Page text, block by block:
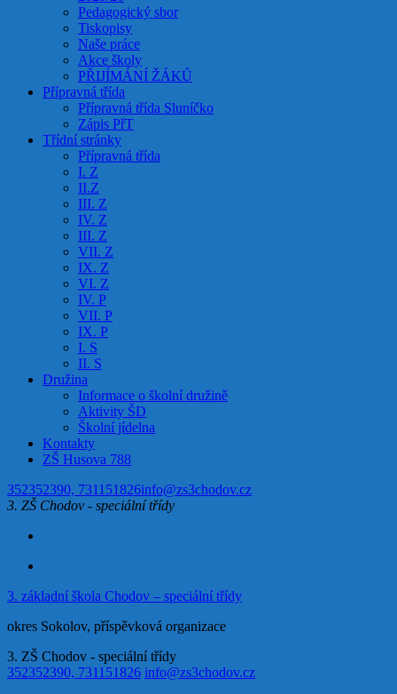
Pedagogický sbor
Tiskopisy
Naše práce
Akce školy
PŘIJÍMÁNÍ ŽÁKŮ
Přípravná třída
Přípravná třída Sluníčko
Zápis PřT
Třídní stránky
Přípravná třída
I. Z
II.Z
III. Z
IV. Z
III. Z
VII. Z
IX. Z
VI. Z
IV. P
VII. P
IX. P
I. S
II. S
Družina
Informace o školní družině
Aktivity ŠD
Školní jídelna
Kontakty
ZŠ Husova 788
352352390, 731151826info@zs3chodov.cz
3. ZŠ Chodov - speciální třídy
3. základní škola Chodov – speciální třídy
okres Sokolov, příspěvková organizace
3. ZŠ Chodov - speciální třídy
352352390, 731151826 info@zs3chodov.cz